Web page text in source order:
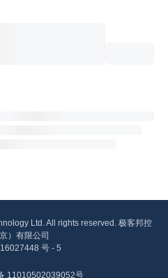
Ltd. All rights reserved. 极客邦控
）有限公司
号 - 5
11010502039052号